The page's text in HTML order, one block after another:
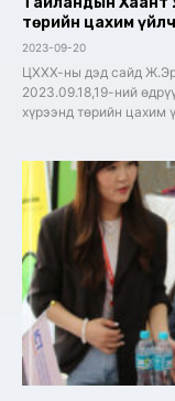
төрийн цахим
2023-09-20
ЦХХХ-ны дэд сайд
2023.09.18,19-ний
хүрээнд төрийн цахим